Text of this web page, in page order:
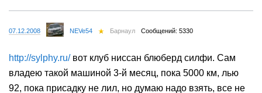
07.12.2008 NEVe54 Барнаул Сообщений: 5330
http://sylphy.ru/вот клуб ниссан блюберд силфи. Сам
владею такой машиной 3-й месяц, пока 5000 км, лью
92, пока присадку не лил, но думаю надо взять, все не